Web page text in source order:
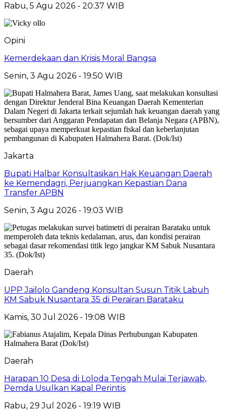
Rabu, 5 Agu 2026 - 20:37 WIB
Opini
Kemerdekaan dan Krisis Moral Bangsa
Senin, 3 Agu 2026 - 19:50 WIB
Jakarta
Bupati Halbar Konsultasikan Hak Keuangan Daerah
ke Kemendagri, Perjuangkan Kepastian Dana
Transfer APBN
Senin, 3 Agu 2026 - 19:03 WIB
Daerah
UPP Jailolo Gandeng Konsultan Susun Titik Labuh
KM Sabuk Nusantara 35 di Perairan Barataku
Kamis, 30 Jul 2026 - 19:08 WIB
Daerah
Harapan 10 Desa di Loloda Tengah Mulai Terjawab,
Pemda Usulkan Kapal Perintis
Rabu, 29 Jul 2026 - 19:19 WIB